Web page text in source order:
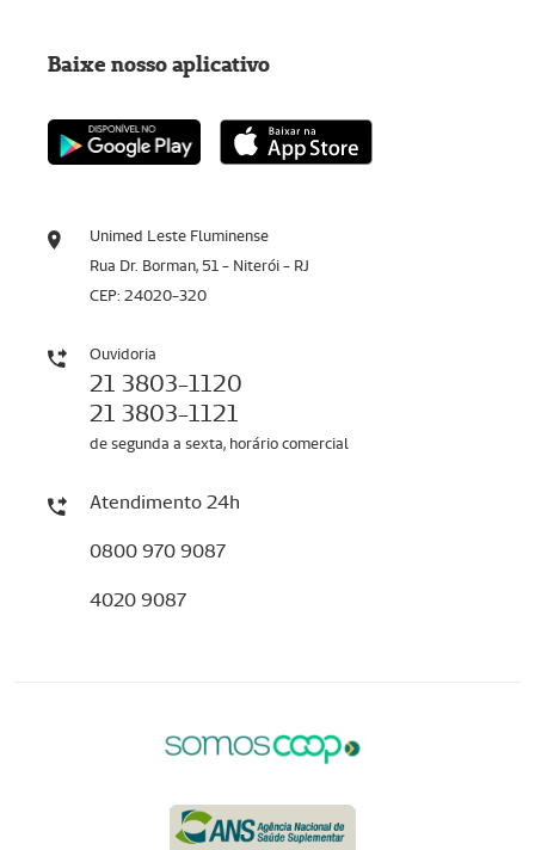
Unimed Leste Fluminense
Rua Dr. Borman, 51 - Niterói - RJ
CEP: 24020-320
Ouvidoria
21 3803-1120
21 3803-1121
de segunda a sexta, horário comercial
Atendimento 24h
0800 970 9087
4020 9087
Baixe nosso aplicativo